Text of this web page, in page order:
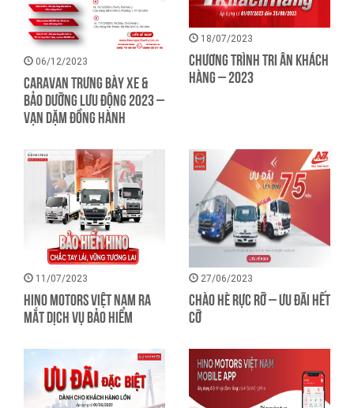
06/12/2023
CARAVAN TRƯNG BÀY XE &
BẢO DƯỠNG LƯU ĐỘNG 2023 –
VẠN DẶM ĐỒNG HÀNH
18/07/2023
CHƯƠNG TRÌNH TRI ÂN KHÁCH
HÀNG – 2023
11/07/2023
HINO MOTORS VIỆT NAM RA
MẮT DỊCH VỤ BẢO HIỂM
27/06/2023
CHÀO HÈ RỰC RỠ – ƯU ĐÃI HẾT
CỠ